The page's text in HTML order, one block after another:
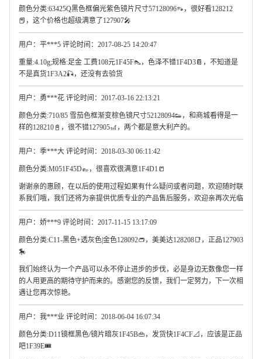
颜色分类:63425Q黑色框偏光紫色镜片尺寸57128096👡，很好看128212
📕，这个价格也超级满意了127907🎤
用户：平***5 评论时间：2017-08-25 14:20:47
重量:4.10g;规格:足金 工费108元1F45F👠，色泽不错1F4D3📔，不知道是
不是真货1F3A2🎣，还没有去验货
用户：勇***花 评论时间：2017-03-16 22:13:21
颜色分类:710/85 雪茄色框渐变棕色镜尺寸52128094👟，和商城看得是一
样的128210📓，很不错127905🎢，两个都是意大利产的。
用户：季***大 评论时间：2018-03-30 06:11:42
颜色分类:M051F45D👞，很喜欢很满意1F4D1📒
谢谢亲的惠顾，在以后的使用过程如果有什么疑问或者问题，欢迎随时联
系我们哦，我们还将为亲提供优质专业的产品售后服务，欢迎亲再次光临
用户：娇***9 评论时间：2017-11-15 13:17:09
颜色分类:C11-黑色+透灰色|金色128092👝，美美达128208📑，正品127903
🎠
我们始终认为一个产品可以永不停止进步的步伐，必是身边无数像您一样
的人用更高的期待守护而来的。感谢您的反馈，我们一定努力，下一次相
遇让您再次惊艳。
用户：我***业 评论时间：2018-06-04 16:07:34
颜色分类:D11镜框黑色/镜片暗灰1F45B👜，发货快1F4CF📐，应该是正品
吧1F39E🎟